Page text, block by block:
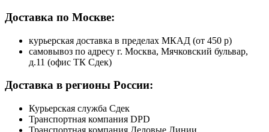
Доставка по Москве:
курьерская доставка в пределах МКАД (от 450 р)
самовывоз по адресу г. Москва, Мячковский бульвар,
д.11 (офис ТК Сдек)
Доставка в регионы России:
Курьерская служба Сдек
Транспортная компания DPD